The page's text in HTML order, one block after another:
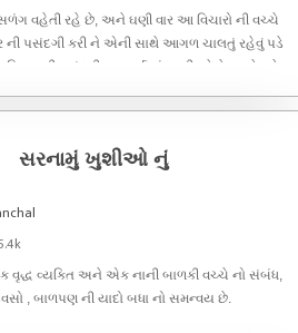
સળંગ વહેતી રહે છે, અને ઘણી વાર આ વિચારો ની વચ્ચે
ની પસંદગી કરી ને એની સાથે આગળ ચાલતું રહેવું પડે
ની પસંદગી આ વાર્તા માં સાક્ષી કરે છે, અને હવે
સરનામું ખુશીઓ નું
વૃદ્ધ વ્યક્તિ અને એક નાની બાળકી વચ્ચે નો સંબંધ,
, બાળપણ ની યાદો બધા નો સમન્વય છે.